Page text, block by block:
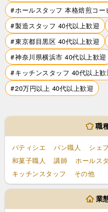
ホールスタッフ 本格焙煎コー
製造スタッフ 40代以上歓迎
東京都目黒区 40代以上歓迎
神奈川県横浜市 40代以上歓迎
キッチンスタッフ 40代以上歓
20万円以上 40代以上歓迎
職
パティシエ パン職人 シェフ
和菓子職人
講師 ホールス
キッチンスタッフ
その他
業